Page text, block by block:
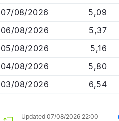
Inhalt
07/08/2026 5,09
06/08/2026
5,37
05/08/2026
5,16
04/08/2026
5,80
03/08/2026
6,54
Updated 07/08/2026 22:00